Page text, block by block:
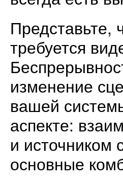
Представьте,
требуется
изменение
вашей
аспекте:
и источником
основные